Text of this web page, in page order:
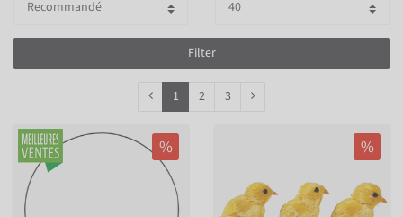
Filter
1 2 3
% %